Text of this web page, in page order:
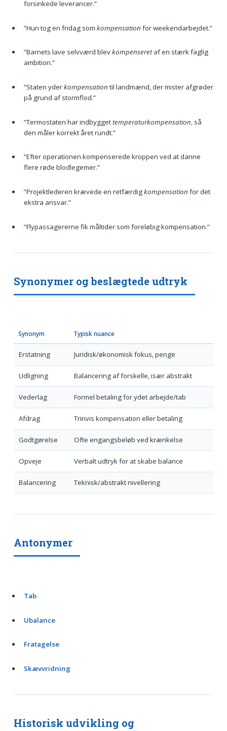
forsinkede leverancer.”
”Hun tog en fridag som kompensation for weekendarbejdet.”
”Barnets lave selvværd blevkompenseretaf en stærk faglig
ambition.”
”Staten yderkompensation til landmænd, der mister afgrøder
på grund af stormflod.”
”Termostaten har indbyggettemperaturkompensation, så
den måler korrekt året rundt.”
”Efter operationen kompenserede kroppen ved at danne
flere røde blodlegemer.”
”Projektlederen krævede en retfærdigkompensation for det
ekstra ansvar.”
”Flypassagererne fik måltider som foreløbig kompensation.”
Synonymer og beslægtede udtryk
Synonym Typisk nuance
Erstatning Juridisk/økonomisk fokus, penge
Udligning Balancering af forskelle, især abstrakt
Vederlag Formel betaling for ydet arbejde/tab
Afdrag Trinvis kompensation eller betaling
Godtgørelse Ofte engangsbeløb ved krænkelse
Opveje Verbalt udtryk for at skabe balance
Balancering Teknisk/abstrakt nivellering
Antonymer
Tab
Ubalance
Fratagelse
Skævvridning
Historisk udvikling og